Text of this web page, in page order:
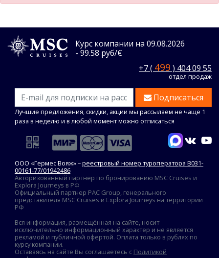
Курс компании на 09.08.2026
- 99.58 руб/€
+7 ( 499 ) 404 09 55
отдел продаж
Подписаться
Лучшие предложения, скидки, акции мы рассылаем не чаще 1
раза в неделю и в любой момент можно отписаться
ООО «Гермес Вояж» –реестровый номер туроператора В031-
00161-77/01942486
Авторизованный партнер по бронированию MSC Cruises и
Explora Journeys в РФ
Официальный партнер PAC Group, генерального
представителя MSC Cruises и Explora Journeys на территории
РФ
Вся информация, размещённая на сайте, носит
исключительно информационный характер и не является
рекламой и публичной офертой. Оплата только в рублях по
курсу компании.
Оставаясь на сайте Вы соглашаетесь с Политикой